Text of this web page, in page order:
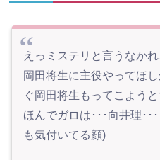
えっミステリと言うなか
岡田将生に主役やってほ
ぐ岡田将生もってこよう
ほんでガロは･･･向井理･･
も気付いてる顔)